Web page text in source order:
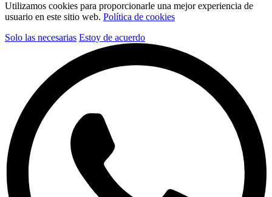
Utilizamos cookies para proporcionarle una mejor experiencia de
usuario en este sitio web. Política de cookies
Solo las necesarias Estoy de acuerdo